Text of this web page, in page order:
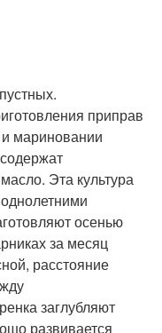
приправ
мариновании
Эта культура
осенью
за месяц
расстояние
заглубляют
развивается